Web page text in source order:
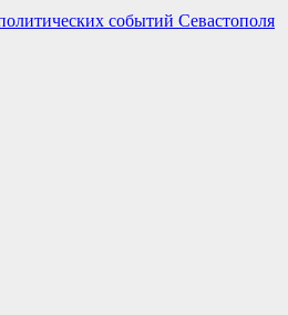
событий Севастополя